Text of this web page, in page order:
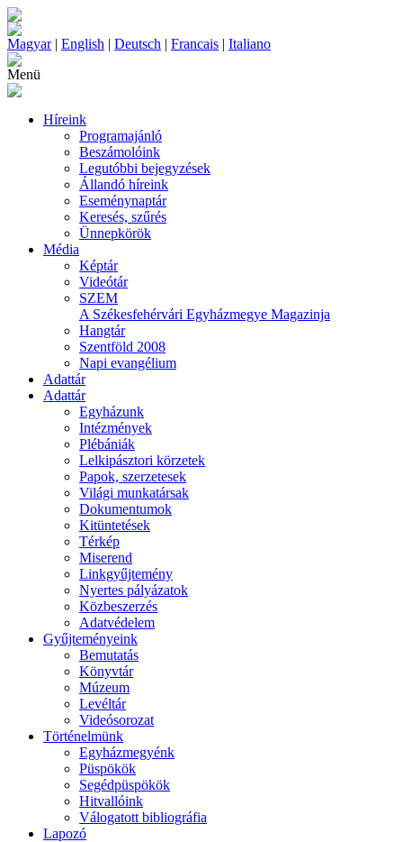
Magyar| English | Deutsch | Francais | Italiano
Menü
Híreink
Programajánló
Beszámolóink
Legutóbbi bejegyzések
Állandó híreink
Eseménynaptár
Keresés, szűrés
Ünnepkörök
Média
Képtár
Videótár
SZEM
A Székesfehérvári Egyházmegye Magazinja
Hangtár
Szentföld 2008
Napi evangélium
Adattár
Adattár
Egyházunk
Intézmények
Plébániák
Lelkipásztori körzetek
Papok, szerzetesek
Világi munkatársak
Dokumentumok
Kitüntetések
Térkép
Miserend
Linkgyűjtemény
Nyertes pályázatok
Közbeszerzés
Adatvédelem
Gyűjteményeink
Bemutatás
Könyvtár
Múzeum
Levéltár
Videósorozat
Történelmünk
Egyházmegyénk
Püspökök
Segédpüspökök
Hitvallóink
Válogatott bibliográfia
Lapozó